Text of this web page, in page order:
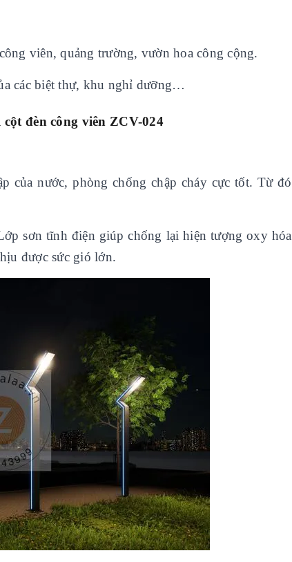
viên, quảng trường, vườn hoa công cộng.
các biệt thự, khu nghỉ dưỡng…
cột đèn công viên ZCV-024
của nước, phòng chống chập cháy cực tốt. Từ đó
sơn tĩnh điện giúp chống lại hiện tượng oxy hóa
được sức gió lớn.